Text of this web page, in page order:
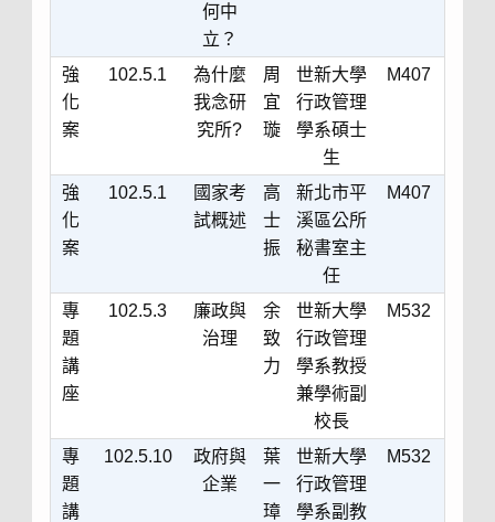
何中
立？
強
化
案
102.5.1
為什麼
我念研
究所?
周
宜
璇
世新大學
行政管理
學系碩士
生
M407
強
化
案
102.5.1
國家考
試概述
高
士
振
新北市平
溪區公所
秘書室主
任
M407
專
題
講
座
102.5.3
廉政與
治理
余
致
力
世新大學
行政管理
學系教授
兼學術副
校長
M532
專
題
講
102.5.10
政府與
企業
葉
一
璋
世新大學
行政管理
學系副教
M532